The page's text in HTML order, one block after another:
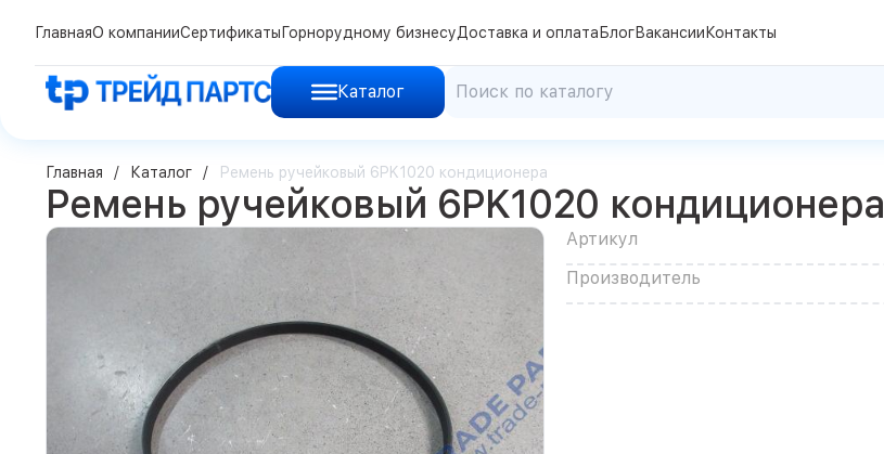
Каталог
ГлавнаяО компанииСертификаты Горнорудному бизнесуДоставка и оплата БлогВакансии Контакты
Главная Каталог Ремень ручейковый 6PK1020 кондиционера
Ремень ручейковый 6PK1020 кондиционера
Артикул
Производитель